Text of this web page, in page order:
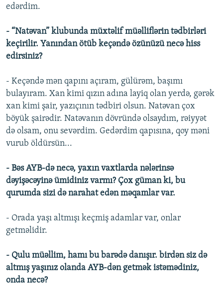
edərdim.
- “Natəvan” klubunda müxtəlif müəlliflərin tədbirləri
keçirilir. Yanından ötüb keçəndə özünüzü necə hiss
edirsiniz?
- Keçəndə mən qapını açıram, gülürəm, başımı
bulayıram. Xan kimi qızın adına layiq olan yerdə, gərək
xan kimi şair, yazıçının tədbiri olsun. Natəvan çox
böyük şairədir. Natəvanın dövründə olsaydım, rəiyyət
də olsam, onu sevərdim. Gedərdim qapısına, qoy məni
vurub öldürsün...
- Bəs AYB-də necə, yaxın vaxtlarda nələrinsə
dəyişəcəyinə ümidiniz varmı? Çox güman ki, bu
qurumda sizi də narahat edən məqamlar var.
- Orada yaşı altmışı keçmiş adamlar var, onlar
getməlidir.
- Qulu müəllim, hamı bu barədə danışır. birdən siz də
altmış yaşınız olanda AYB-dən getmək istəmədiniz,
onda necə?